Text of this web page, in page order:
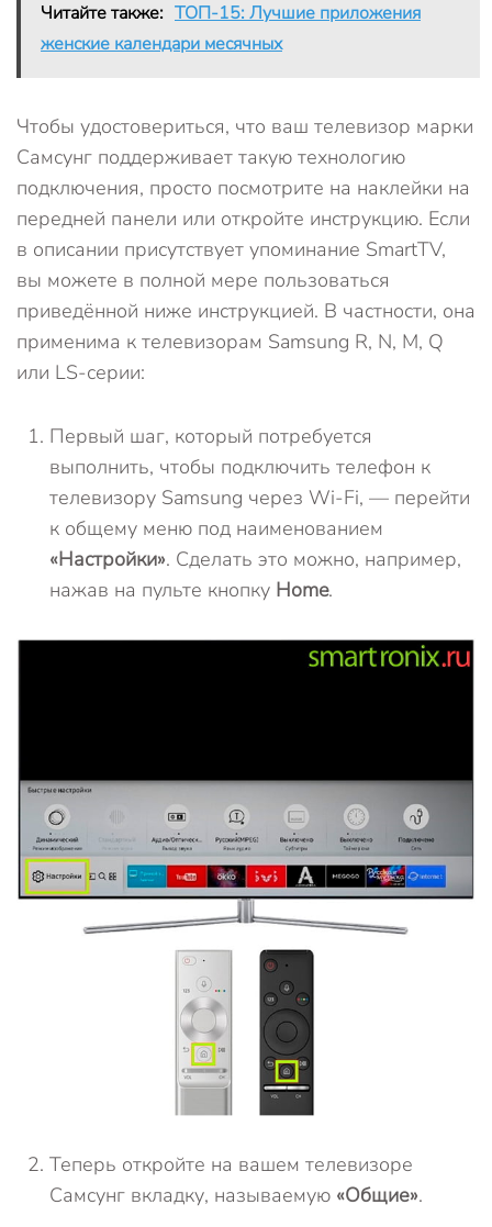
Читайте также: ТОП-15: Лучшие приложения
женские календари месячных
Чтобы удостовериться, что ваш телевизор марки
Самсунг поддерживает такую технологию
подключения, просто посмотрите на наклейки на
передней панели или откройте инструкцию. Если
в описании присутствует упоминание SmartTV,
вы можете в полной мере пользоваться
приведённой ниже инструкцией. В частности, она
применима к телевизорам Samsung R, N, M, Q
или LS-серии:
Первый шаг, который потребуется
выполнить, чтобы подключить телефон к
телевизору Samsung через Wi-Fi, — перейти
к общему меню под наименованием
«Настройки». Сделать это можно, например,
нажав на пульте кнопку Home.
Теперь откройте на вашем телевизоре
Самсунг вкладку, называемую «Общие».